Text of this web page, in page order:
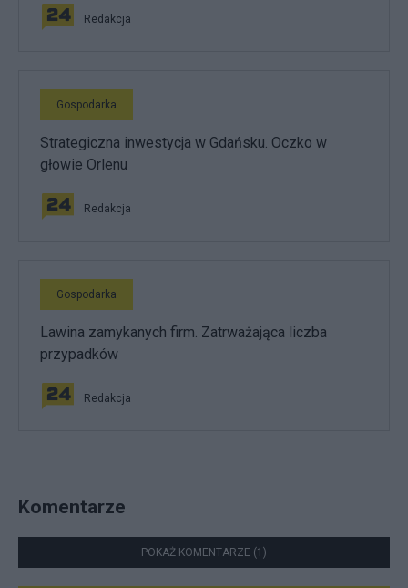
Redakcja
Gospodarka
Strategiczna inwestycja w Gdańsku. Oczko w
głowie Orlenu
Redakcja
Gospodarka
Lawina zamykanych firm. Zatrważająca liczba
przypadków
Redakcja
Komentarze
POKAŻ KOMENTARZE (1)